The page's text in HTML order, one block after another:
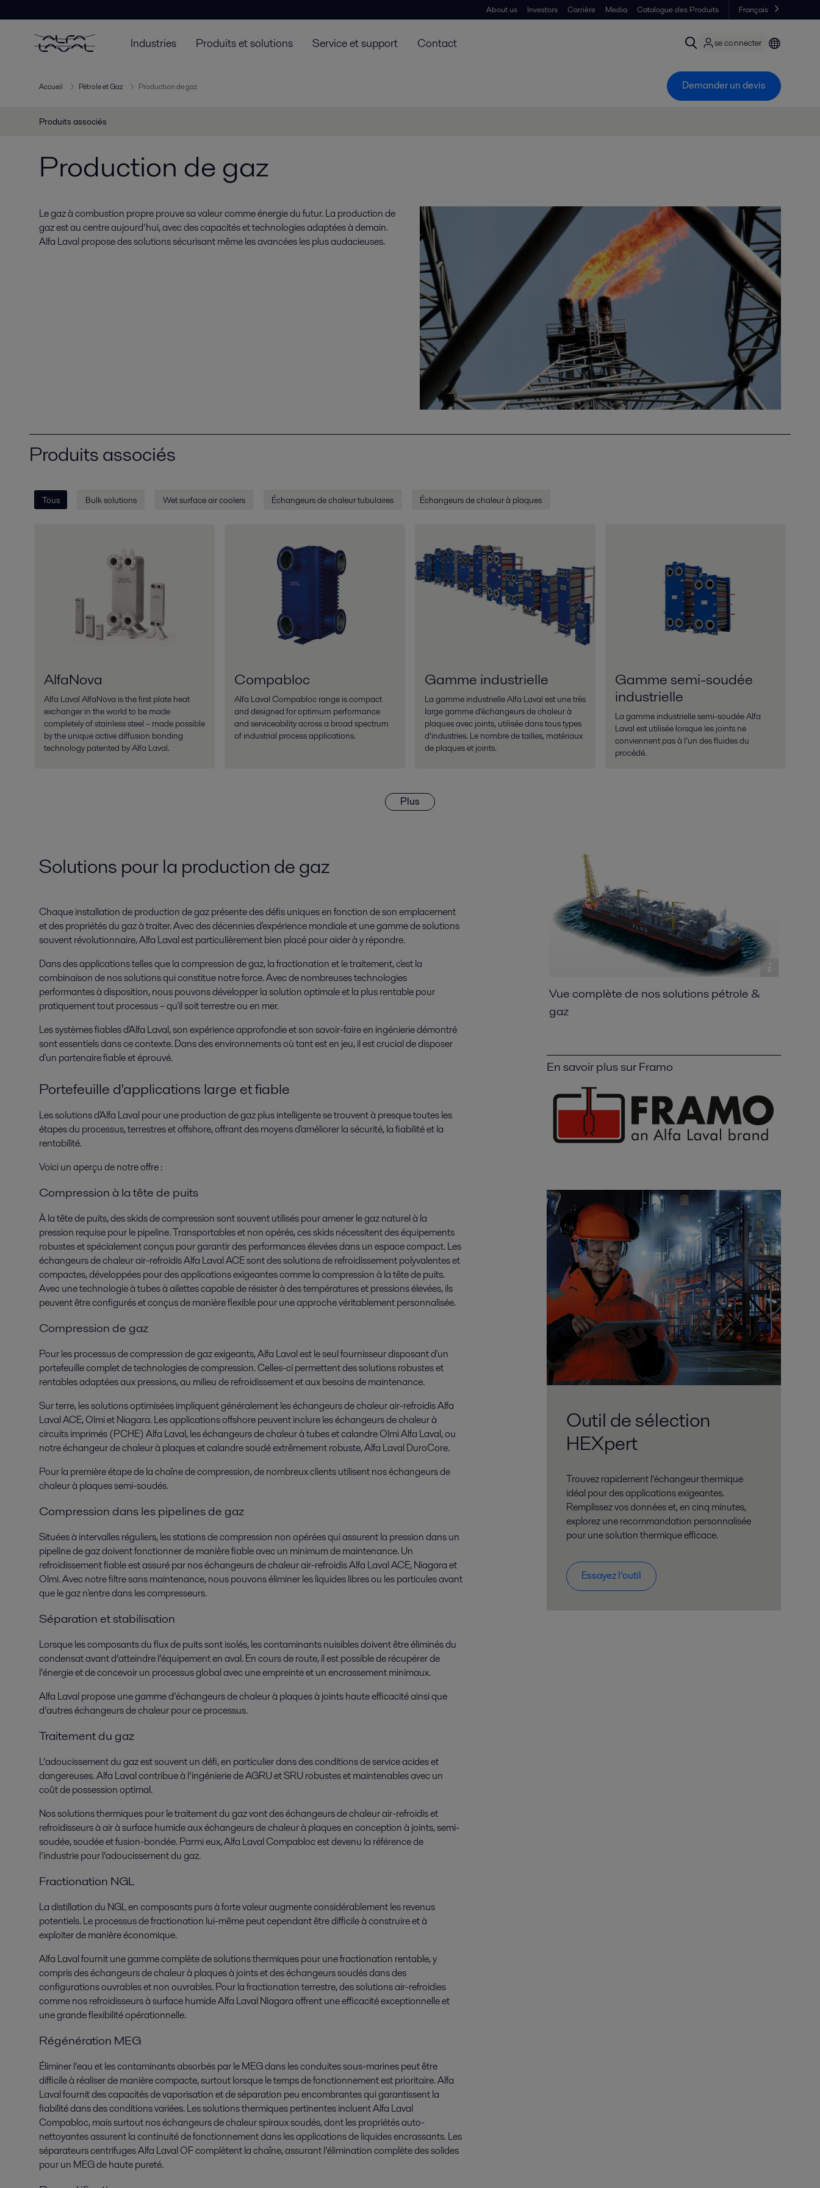
About us Investors Carrière Media Catalogue des Produits Français
Industries Produits et solutions Service et support Contact se connecter
Accueil Pétrole et Gaz Production de gaz Demander un devis
Produits associés
Production de gaz
Le gaz à combustion propre prouve sa valeur comme énergie du futur. La production de
gaz est au centre aujourd’hui, avec des capacités et technologies adaptées à demain.
Alfa Laval propose des solutions sécurisant même les avancées les plus audacieuses.
Produits associés
Tous Bulk solutions Wet surface air coolers Échangeurs de chaleur tubulaires Échangeurs de chaleur à plaques
AlfaNova
Alfa Laval AlfaNova is the first plate heat
exchanger in the world to be made
completely of stainless steel – made possible
by the unique active diffusion bonding
technology patented by Alfa Laval.
Compabloc
Alfa Laval Compabloc range is compact
and designed for optimum performance
and serviceability across a broad spectrum
of industrial process applications.
Gamme industrielle
La gamme industrielle Alfa Laval est une très
large gamme d’échangeurs de chaleur à
plaques avec joints, utilisée dans tous types
d’industries. Le nombre de tailles, matériaux
de plaques et joints.
Gamme semi-soudée
industrielle
La gamme industrielle semi-soudée Alfa
Laval est utilisée lorsque les joints ne
conviennent pas à l’un des fluides du
procédé.
Plus
Solutions pour la production de gaz
Chaque installation de production de gaz présente des défis uniques en fonction de son emplacement
et des propriétés du gaz à traiter. Avec des décennies d'expérience mondiale et une gamme de solutions
souvent révolutionnaire, Alfa Laval est particulièrement bien placé pour aider à y répondre.
Dans des applications telles que la compression de gaz, la fractionation et le traitement, c'est la
combinaison de nos solutions qui constitue notre force. Avec de nombreuses technologies
performantes à disposition, nous pouvons développer la solution optimale et la plus rentable pour
pratiquement tout processus – qu'il soit terrestre ou en mer.
Les systèmes fiables d'Alfa Laval, son expérience approfondie et son savoir-faire en ingénierie démontré
sont essentiels dans ce contexte. Dans des environnements où tant est en jeu, il est crucial de disposer
d'un partenaire fiable et éprouvé.
Portefeuille d'applications large et fiable
Les solutions d'Alfa Laval pour une production de gaz plus intelligente se trouvent à presque toutes les
étapes du processus, terrestres et offshore, offrant des moyens d'améliorer la sécurité, la fiabilité et la
rentabilité.
Voici un aperçu de notre offre :
Compression à la tête de puits
À la tête de puits, des skids de compression sont souvent utilisés pour amener le gaz naturel à la
pression requise pour le pipeline. Transportables et non opérés, ces skids nécessitent des équipements
robustes et spécialement conçus pour garantir des performances élevées dans un espace compact. Les
échangeurs de chaleur air-refroidis Alfa Laval ACE sont des solutions de refroidissement polyvalentes et
compactes, développées pour des applications exigeantes comme la compression à la tête de puits.
Avec une technologie à tubes à ailettes capable de résister à des températures et pressions élevées, ils
peuvent être configurés et conçus de manière flexible pour une approche véritablement personnalisée.
Compression de gaz
Pour les processus de compression de gaz exigeants, Alfa Laval est le seul fournisseur disposant d'un
portefeuille complet de technologies de compression. Celles-ci permettent des solutions robustes et
rentables adaptées aux pressions, au milieu de refroidissement et aux besoins de maintenance.
Sur terre, les solutions optimisées impliquent généralement les échangeurs de chaleur air-refroidis Alfa
Laval ACE, Olmi et Niagara. Les applications offshore peuvent inclure les échangeurs de chaleur à
circuits imprimés (PCHE) Alfa Laval, les échangeurs de chaleur à tubes et calandre Olmi Alfa Laval, ou
notre échangeur de chaleur à plaques et calandre soudé extrêmement robuste, Alfa Laval DuroCore.
Pour la première étape de la chaîne de compression, de nombreux clients utilisent nos échangeurs de
chaleur à plaques semi-soudés.
Compression dans les pipelines de gaz
Situées à intervalles réguliers, les stations de compression non opérées qui assurent la pression dans un
pipeline de gaz doivent fonctionner de manière fiable avec un minimum de maintenance. Un
refroidissement fiable est assuré par nos échangeurs de chaleur air-refroidis Alfa Laval ACE, Niagara et
Olmi. Avec notre filtre sans maintenance, nous pouvons éliminer les liquides libres ou les particules avant
que le gaz n'entre dans les compresseurs.
Séparation et stabilisation
Lorsque les composants du flux de puits sont isolés, les contaminants nuisibles doivent être éliminés du
condensat avant d’atteindre l’équipement en aval. En cours de route, il est possible de récupérer de
l’énergie et de concevoir un processus global avec une empreinte et un encrassement minimaux.
Alfa Laval propose une gamme d’échangeurs de chaleur à plaques à joints haute efficacité ainsi que
d’autres échangeurs de chaleur pour ce processus.
Traitement du gaz
L’adoucissement du gaz est souvent un défi, en particulier dans des conditions de service acides et
dangereuses. Alfa Laval contribue à l’ingénierie de AGRU et SRU robustes et maintenables avec un
coût de possession optimal.
Nos solutions thermiques pour le traitement du gaz vont des échangeurs de chaleur air-refroidis et
refroidisseurs à air à surface humide aux échangeurs de chaleur à plaques en conception à joints, semi-
soudée, soudée et fusion-bondée. Parmi eux, Alfa Laval Compabloc est devenu la référence de
l’industrie pour l’adoucissement du gaz.
Fractionation NGL
La distillation du NGL en composants purs à forte valeur augmente considérablement les revenus
potentiels. Le processus de fractionation lui-même peut cependant être difficile à construire et à
exploiter de manière économique.
Alfa Laval fournit une gamme complète de solutions thermiques pour une fractionation rentable, y
compris des échangeurs de chaleur à plaques à joints et des échangeurs soudés dans des
configurations ouvrables et non ouvrables. Pour la fractionation terrestre, des solutions air-refroidies
comme nos refroidisseurs à surface humide Alfa Laval Niagara offrent une efficacité exceptionnelle et
une grande flexibilité opérationnelle.
Régénération MEG
Éliminer l’eau et les contaminants absorbés par le MEG dans les conduites sous-marines peut être
difficile à réaliser de manière compacte, surtout lorsque le temps de fonctionnement est prioritaire. Alfa
Laval fournit des capacités de vaporisation et de séparation peu encombrantes qui garantissent la
fiabilité dans des conditions variées. Les solutions thermiques pertinentes incluent Alfa Laval
Compabloc, mais surtout nos échangeurs de chaleur spiraux soudés, dont les propriétés auto-
nettoyantes assurent la continuité de fonctionnement dans les applications de liquides encrassants. Les
séparateurs centrifuges Alfa Laval OF complètent la chaîne, assurant l’élimination complète des solides
pour un MEG de haute pureté.
Vue complète de nos solutions pétrole &
gaz
En savoir plus sur Framo
Outil de sélection
HEXpert
Trouvez rapidement l’échangeur thermique
idéal pour des applications exigeantes.
Remplissez vos données et, en cinq minutes,
explorez une recommandation personnalisée
pour une solution thermique efficace.
Essayez l’outil